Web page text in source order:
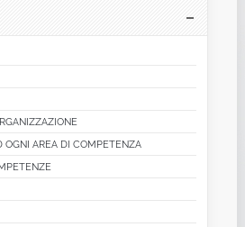
OGNI AREA DI COMPETENZA